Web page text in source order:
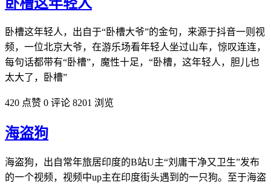
卧槽这年轻人，出自于“卧槽大爷”的金句，来源于抖音一则视
频，一位北京大爷，在游乐场看年轻人坐过山车，惊叹连连，
每句话都带有“卧槽”，魔性十足，“卧槽，这年轻人，胆儿也
太大了，卧槽”
420 点赞 0 评论 8201 浏览
海盗狗
海盗狗，出自常年旅居印度的B站U主“刘庸干净又卫生”发布
的一个视频，视频中up主在印度街头遇到的一只狗。至于海盗